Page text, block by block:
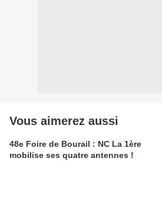
Vous aimerez aussi
48e Foire de Bourail : NC La 1ère
mobilise ses quatre antennes !